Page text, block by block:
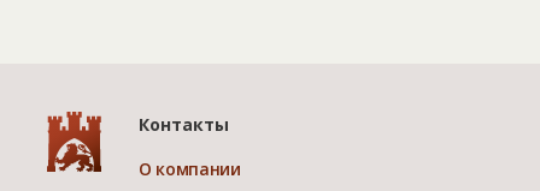
Контакты
О компании